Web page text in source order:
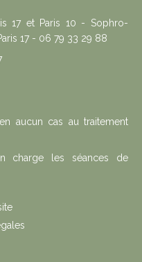
17 et Paris 10 - Sophro-
17 - 06 79 33 29 88
aucun cas au traitement
charge les séances de